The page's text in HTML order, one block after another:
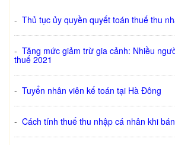
- Thủ tục ủy quyền quyết toán thuế thu
- Tăng mức giảm trừ gia cảnh: Nhiều
thuế 2021
- Tuyển nhân viên kế toán tại Hà Đông
- Cách tính thuế thu nhập cá nhân khi